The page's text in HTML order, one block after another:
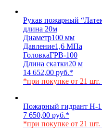
Рукав пожарный
длина 20м
Диаметр100 мм
Давление1,6 МПа
ГоловкаГРВ-100
Длина скатки20 м
14 652,00 руб.*
*при покупке от 21 шт.
Пожарный гидрант Н-
7 650,00 руб.*
*при покупке от 21 шт.